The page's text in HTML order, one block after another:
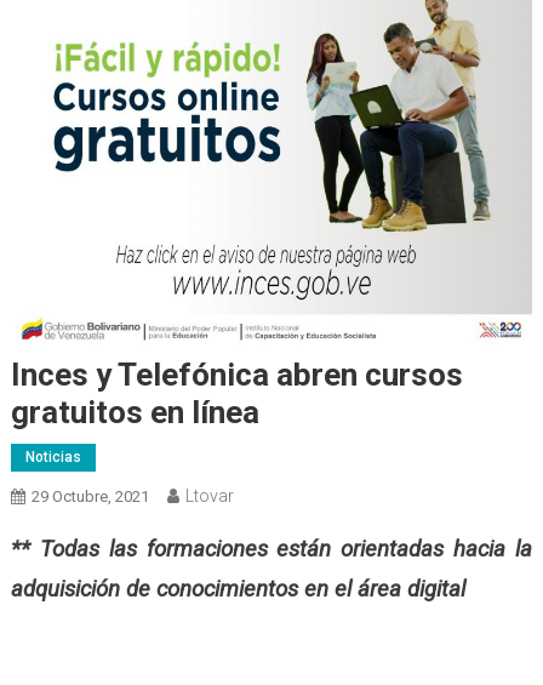
Inces y Telefónica abren cursos
gratuitos en línea
Noticias
29 Octubre, 2021 Ltovar
** Todas las formaciones están orientadas hacia la
adquisición de conocimientos en el área digital